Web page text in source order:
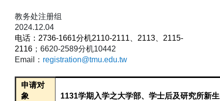
教务处注册组
2024.12.04
电话：2736-1661分机2110-2111、2113、2115-
2116 ；6620-2589分机10442
Email
： registration@tmu.edu.tw
申请对
象
1131学期入学之大学部、学士后及研究所新